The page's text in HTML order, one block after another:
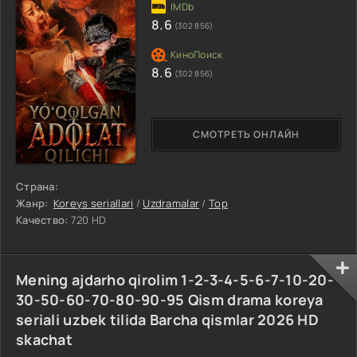
Страна:
Жанр: Koreys seriallari / Uzdramalar / Top
Качество: 720 HD
СМОТРЕТЬ ОНЛАЙН
8.6 (302 856)
8.6 (302 856)
Mening ajdarho qirolim 1-2-3-4-5-6-7-10-20-
30-50-60-70-80-90-95 Qism drama koreya
seriali uzbek tilida Barcha qismlar 2026 HD
skachat